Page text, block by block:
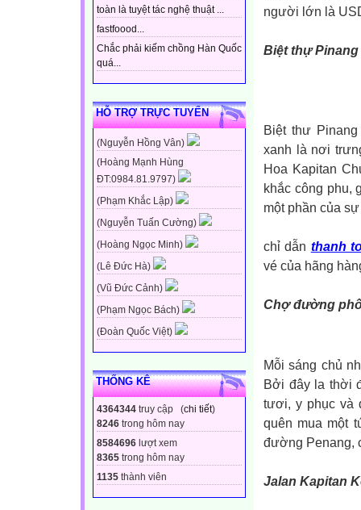
toàn là tuyệt tác nghệ thuật ...
fastfoood...
Chắc phải kiếm chồng Hàn Quốc
quá...
HỖ TRỢ TRỰC TUYẾN
(Nguyễn Hồng Vân)
(Hoàng Mạnh Hùng
ĐT:0984.81.9797)
(Phạm Khắc Lập)
(Nguyễn Tuấn Cường)
(Hoàng Ngọc Minh)
(Lê Đức Hà)
(Vũ Đức Cảnh)
(Phạm Ngọc Bách)
(Đoàn Quốc Việt)
THỐNG KÊ
4364344 truy cập (chi tiết)
8246 trong hôm nay
8584696 lượt xem
8365 trong hôm nay
1135 thành viên
người lớn là
Biệt thự
Biệt thư
xanh là nơi
Hoa Kapitan
khắc công phu,
một phần của
chỉ dẫn thanh
vé của hãng
Chợ đường
Mỗi sáng chủ
Bởi đây la thời
tươi, y phục và
quên mua một
đường Penang,
Jalan Kapitan